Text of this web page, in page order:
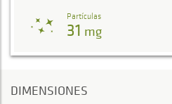
Partículas
31 mg
DIMENSIONES